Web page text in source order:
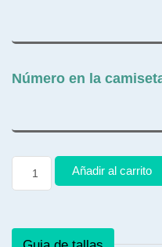
Número en la
Añadir al carrito